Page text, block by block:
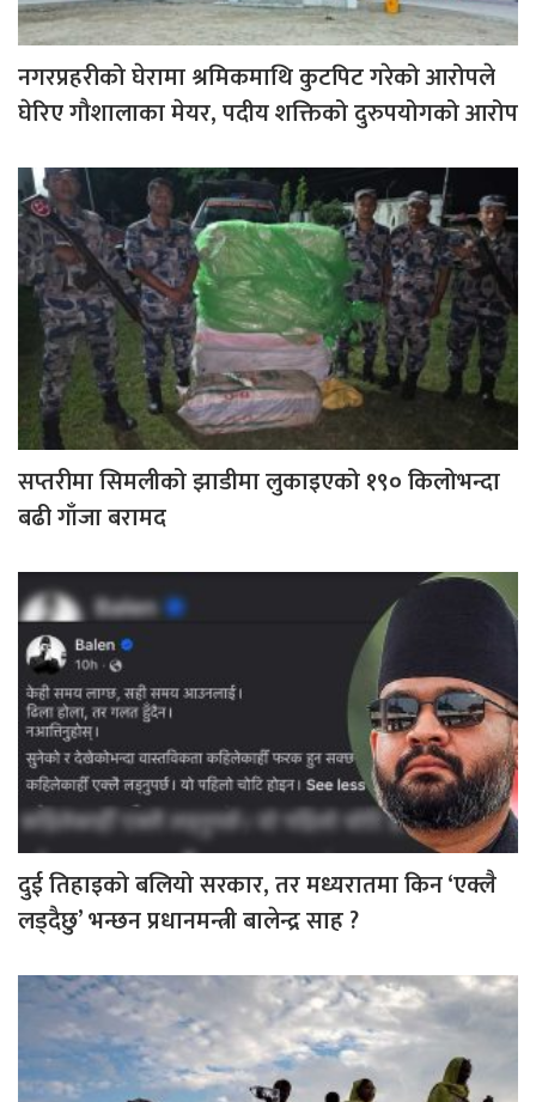
नगरप्रहरीको घेरामा श्रमिकमाथि कुटपिट गरेको आरोपले
घेरिए गौशालाका मेयर, पदीय शक्तिको दुरुपयोगको आरोप
सप्तरीमा सिमलीको झाडीमा लुकाइएको १९० किलोभन्दा
बढी गाँजा बरामद
दुई तिहाइको बलियो सरकार, तर मध्यरातमा किन ‘एक्लै
लड्दैछु’ भन्छन प्रधानमन्त्री बालेन्द्र साह ?